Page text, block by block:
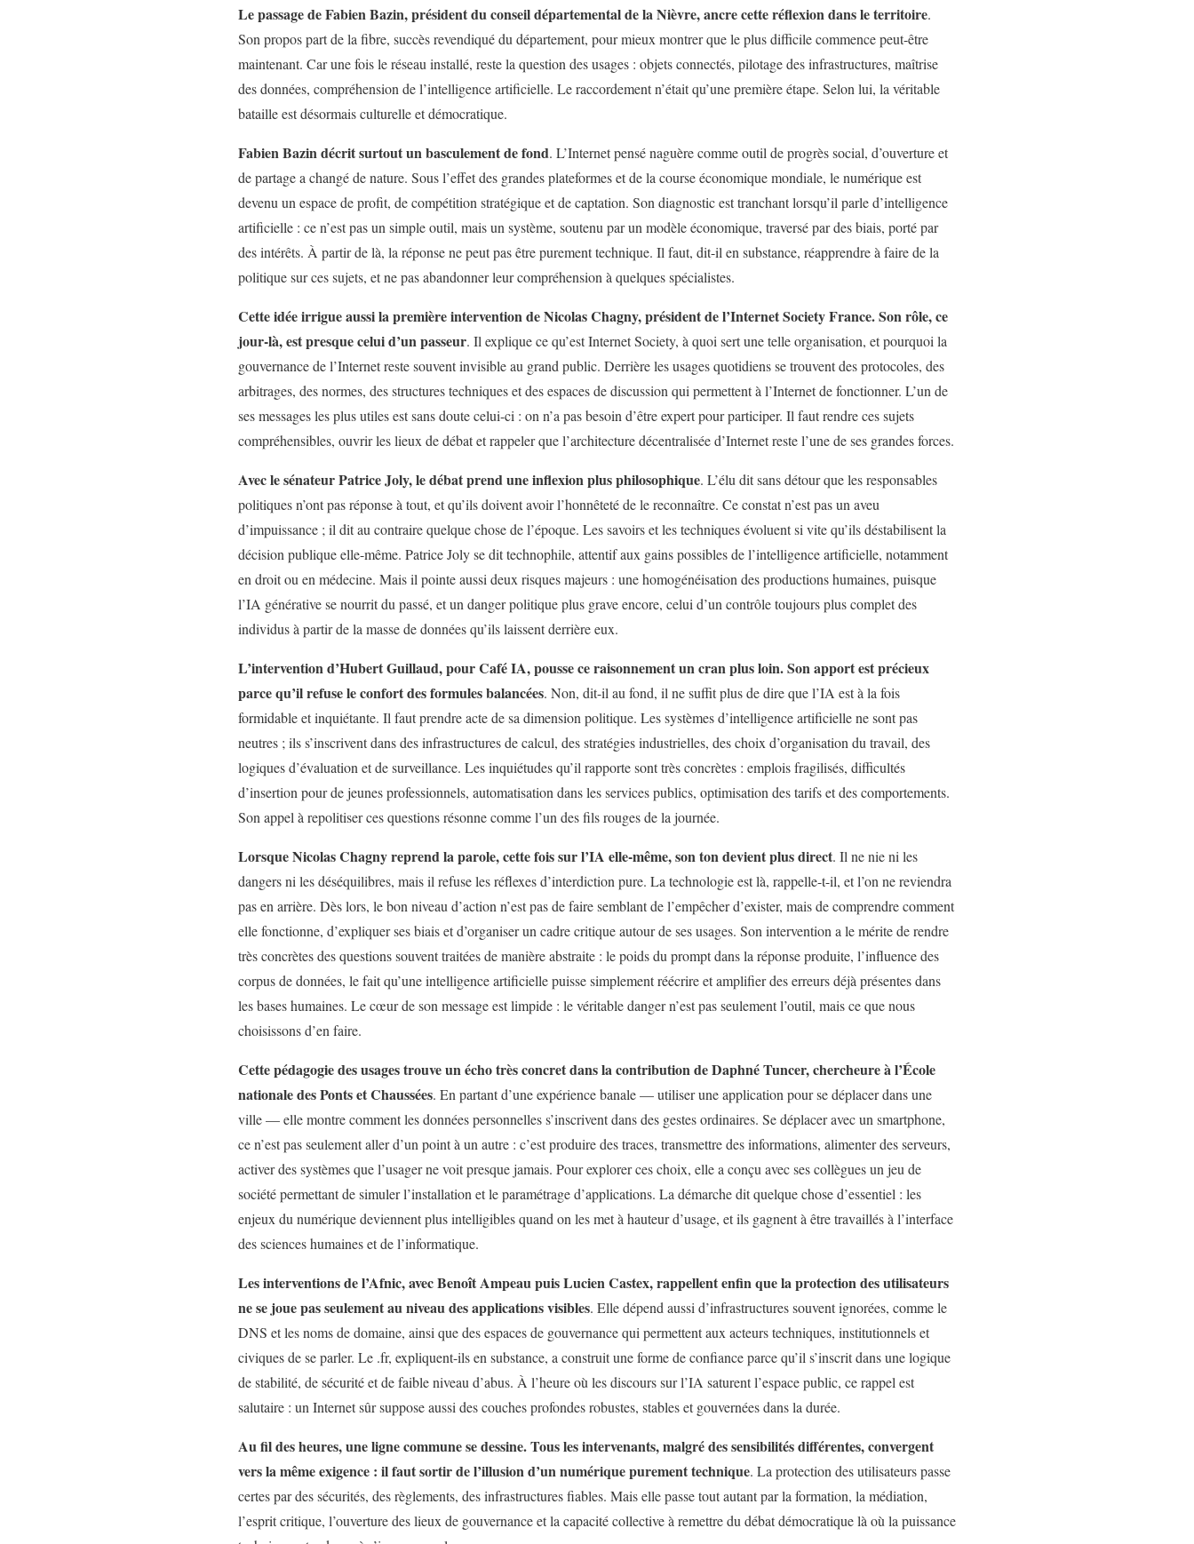
Le passage de Fabien Bazin, président du conseil départemental de la Nièvre, ancre cette réflexion dans le territoire.
Son propos part de la fibre, succès revendiqué du département, pour mieux montrer que le plus difficile commence peut-être
maintenant. Car une fois le réseau installé, reste la question des usages : objets connectés, pilotage des infrastructures, maîtrise
des données, compréhension de l’intelligence artificielle. Le raccordement n’était qu’une première étape. Selon lui, la véritable
bataille est désormais culturelle et démocratique.
Fabien Bazin décrit surtout un basculement de fond. L’Internet pensé naguère comme outil de progrès social, d’ouverture et
de partage a changé de nature. Sous l’effet des grandes plateformes et de la course économique mondiale, le numérique est
devenu un espace de profit, de compétition stratégique et de captation. Son diagnostic est tranchant lorsqu’il parle d’intelligence
artificielle : ce n’est pas un simple outil, mais un système, soutenu par un modèle économique, traversé par des biais, porté par
des intérêts. À partir de là, la réponse ne peut pas être purement technique. Il faut, dit-il en substance, réapprendre à faire de la
politique sur ces sujets, et ne pas abandonner leur compréhension à quelques spécialistes.
Cette idée irrigue aussi la première intervention de Nicolas Chagny, président de l’Internet Society France. Son rôle, ce
jour-là, est presque celui d’un passeur. Il explique ce qu’est Internet Society, à quoi sert une telle organisation, et pourquoi la
gouvernance de l’Internet reste souvent invisible au grand public. Derrière les usages quotidiens se trouvent des protocoles, des
arbitrages, des normes, des structures techniques et des espaces de discussion qui permettent à l’Internet de fonctionner. L’un de
ses messages les plus utiles est sans doute celui-ci : on n’a pas besoin d’être expert pour participer. Il faut rendre ces sujets
compréhensibles, ouvrir les lieux de débat et rappeler que l’architecture décentralisée d’Internet reste l’une de ses grandes forces.
Avec le sénateur Patrice Joly, le débat prend une inflexion plus philosophique. L’élu dit sans détour que les responsables
politiques n’ont pas réponse à tout, et qu’ils doivent avoir l’honnêteté de le reconnaître. Ce constat n’est pas un aveu
d’impuissance ; il dit au contraire quelque chose de l’époque. Les savoirs et les techniques évoluent si vite qu’ils déstabilisent la
décision publique elle-même. Patrice Joly se dit technophile, attentif aux gains possibles de l’intelligence artificielle, notamment
en droit ou en médecine. Mais il pointe aussi deux risques majeurs : une homogénéisation des productions humaines, puisque
l’IA générative se nourrit du passé, et un danger politique plus grave encore, celui d’un contrôle toujours plus complet des
individus à partir de la masse de données qu’ils laissent derrière eux.
L’intervention d’Hubert Guillaud, pour Café IA, pousse ce raisonnement un cran plus loin. Son apport est précieux
parce qu’il refuse le confort des formules balancées. Non, dit-il au fond, il ne suffit plus de dire que l’IA est à la fois
formidable et inquiétante. Il faut prendre acte de sa dimension politique. Les systèmes d’intelligence artificielle ne sont pas
neutres ; ils s’inscrivent dans des infrastructures de calcul, des stratégies industrielles, des choix d’organisation du travail, des
logiques d’évaluation et de surveillance. Les inquiétudes qu’il rapporte sont très concrètes : emplois fragilisés, difficultés
d’insertion pour de jeunes professionnels, automatisation dans les services publics, optimisation des tarifs et des comportements.
Son appel à repolitiser ces questions résonne comme l’un des fils rouges de la journée.
Lorsque Nicolas Chagny reprend la parole, cette fois sur l’IA elle-même, son ton devient plus direct. Il ne nie ni les
dangers ni les déséquilibres, mais il refuse les réflexes d’interdiction pure. La technologie est là, rappelle-t-il, et l’on ne reviendra
pas en arrière. Dès lors, le bon niveau d’action n’est pas de faire semblant de l’empêcher d’exister, mais de comprendre comment
elle fonctionne, d’expliquer ses biais et d’organiser un cadre critique autour de ses usages. Son intervention a le mérite de rendre
très concrètes des questions souvent traitées de manière abstraite : le poids du prompt dans la réponse produite, l’influence des
corpus de données, le fait qu’une intelligence artificielle puisse simplement réécrire et amplifier des erreurs déjà présentes dans
les bases humaines. Le cœur de son message est limpide : le véritable danger n’est pas seulement l’outil, mais ce que nous
choisissons d’en faire.
Cette pédagogie des usages trouve un écho très concret dans la contribution de Daphné Tuncer, chercheure à l’École
nationale des Ponts et Chaussées. En partant d’une expérience banale — utiliser une application pour se déplacer dans une
ville — elle montre comment les données personnelles s’inscrivent dans des gestes ordinaires. Se déplacer avec un smartphone,
ce n’est pas seulement aller d’un point à un autre : c’est produire des traces, transmettre des informations, alimenter des serveurs,
activer des systèmes que l’usager ne voit presque jamais. Pour explorer ces choix, elle a conçu avec ses collègues un jeu de
société permettant de simuler l’installation et le paramétrage d’applications. La démarche dit quelque chose d’essentiel : les
enjeux du numérique deviennent plus intelligibles quand on les met à hauteur d’usage, et ils gagnent à être travaillés à l’interface
des sciences humaines et de l’informatique.
Les interventions de l’Afnic, avec Benoît Ampeau puis Lucien Castex, rappellent enfin que la protection des utilisateurs
ne se joue pas seulement au niveau des applications visibles. Elle dépend aussi d’infrastructures souvent ignorées, comme le
DNS et les noms de domaine, ainsi que des espaces de gouvernance qui permettent aux acteurs techniques, institutionnels et
civiques de se parler. Le .fr, expliquent-ils en substance, a construit une forme de confiance parce qu’il s’inscrit dans une logique
de stabilité, de sécurité et de faible niveau d’abus. À l’heure où les discours sur l’IA saturent l’espace public, ce rappel est
salutaire : un Internet sûr suppose aussi des couches profondes robustes, stables et gouvernées dans la durée.
Au fil des heures, une ligne commune se dessine. Tous les intervenants, malgré des sensibilités différentes, convergent
vers la même exigence : il faut sortir de l’illusion d’un numérique purement technique. La protection des utilisateurs passe
certes par des sécurités, des règlements, des infrastructures fiables. Mais elle passe tout autant par la formation, la médiation,
l’esprit critique, l’ouverture des lieux de gouvernance et la capacité collective à remettre du débat démocratique là où la puissance